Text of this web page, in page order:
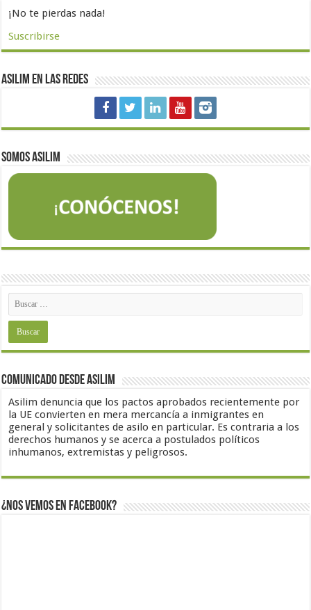
¡No te pierdas nada!
Suscribirse
Asilim en las redes
Somos Asilim
Comunicado desde Asilim
Asilim denuncia que los pactos aprobados recientemente por
la UE convierten en mera mercancía a inmigrantes en
general y solicitantes de asilo en particular. Es contraria a los
derechos humanos y se acerca a postulados políticos
inhumanos, extremistas y peligrosos.
¿Nos vemos en Facebook?